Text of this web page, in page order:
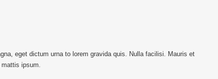
eget dictum urna to lorem gravida quis. Nulla facilisi. Mauris et
ipsum.